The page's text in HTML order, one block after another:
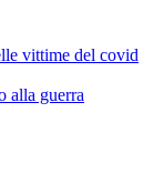
vittime del covid
alla guerra